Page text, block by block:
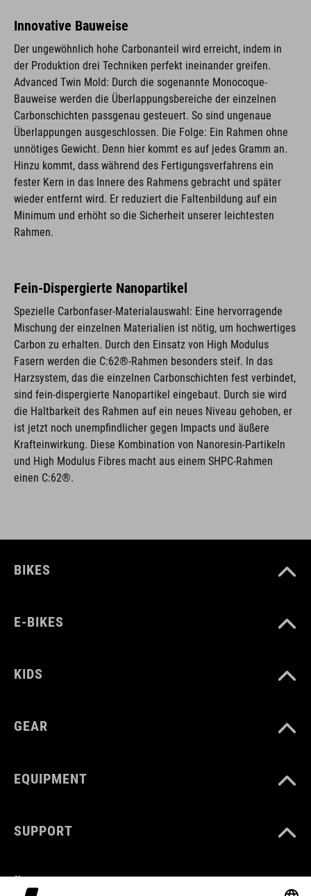
Innovative Bauweise
Der ungewöhnlich hohe Carbonanteil wird erreicht, indem in
der Produktion drei Techniken perfekt ineinander greifen.
Advanced Twin Mold: Durch die sogenannte Monocoque-
Bauweise werden die Überlappungsbereiche der einzelnen
Carbonschichten passgenau gesteuert. So sind ungenaue
Überlappungen ausgeschlossen. Die Folge: Ein Rahmen ohne
unnötiges Gewicht. Denn hier kommt es auf jedes Gramm an.
Hinzu kommt, dass während des Fertigungsverfahrens ein
fester Kern in das Innere des Rahmens gebracht und später
wieder entfernt wird. Er reduziert die Faltenbildung auf ein
Minimum und erhöht so die Sicherheit unserer leichtesten
Rahmen.
Fein-Dispergierte Nanopartikel
Spezielle Carbonfaser-Materialauswahl: Eine hervorragende
Mischung der einzelnen Materialien ist nötig, um hochwertiges
Carbon zu erhalten. Durch den Einsatz von High Modulus
Fasern werden die C:62®-Rahmen besonders steif. In das
Harzsystem, das die einzelnen Carbonschichten fest verbindet,
sind fein-dispergierte Nanopartikel eingebaut. Durch sie wird
die Haltbarkeit des Rahmen auf ein neues Niveau gehoben, er
ist jetzt noch unempfindlicher gegen Impacts und äußere
Krafteinwirkung. Diese Kombination von Nanoresin-Partikeln
und High Modulus Fibres macht aus einem SHPC-Rahmen
einen C:62®.
BIKES
E-BIKES
KIDS
GEAR
EQUIPMENT
SUPPORT